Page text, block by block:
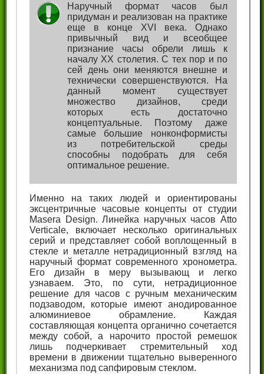
Наручный формат часов был
придуман и реализован на практике
еще в конце XVI века. Однако
привычный вид и всеобщее
признание часы обрели лишь к
началу XX столетия. С тех пор и по
сей день они меняются внешне и
технически совершенствуются. На
данный момент существует
множество дизайнов, среди
которых есть достаточно
концептуальные. Поэтому даже
самые большие нонконформисты
из потребительской среды
способны подобрать для себя
оптимальное решение.
Именно на таких людей и ориентированы
эксцентричные часовые концепты от студии
Masera Design. Линейка наручных часов Atto
Verticale, включает несколько оригинальных
серий и представляет собой воплощенный в
стекле и металле нетрадиционный взгляд на
наручный формат современного хронометра.
Его дизайн в меру вызывающ и легко
узнаваем. Это, по сути, нетрадиционное
решение для часов с ручным механическим
подзаводом, которые имеют анодированное
алюминиевое обрамление. Каждая
составляющая концепта органично сочетается
между собой, а нарочито простой ремешок
лишь подчеркивает стремительный ход
времени в движении тщательно выверенного
механизма под сапфировым стеклом.